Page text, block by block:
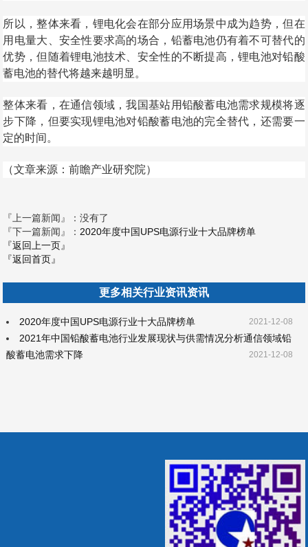
所以，整体来看，锂电化会在部分应用场景中成为趋势，但在
用电量大、安全性要求高的场合，铅蓄电池仍有着不可替代的
优势，但随着锂电池技术、安全性的不断提高，锂电池对铅酸
蓄电池的替代将越来越明显。
整体来看，在通信领域，我国基站用铅酸蓄电池需求规模将逐
步下降，但要实现锂电池对铅酸蓄电池的完全替代，还需要一
定的时间。
（文章来源：前瞻产业研究院）
『上一篇新闻』：没有了
『下一篇新闻』： 2020年度中国UPS电源行业十大品牌榜单
『返回上一页』
『返回首页』
更多相关行业资讯资讯
2020年度中国UPS电源行业十大品牌榜单 2021-12-08
2021年中国铅酸蓄电池行业发展现状与供需情况分析通信领域铅
酸蓄电池需求下降
2021-12-08